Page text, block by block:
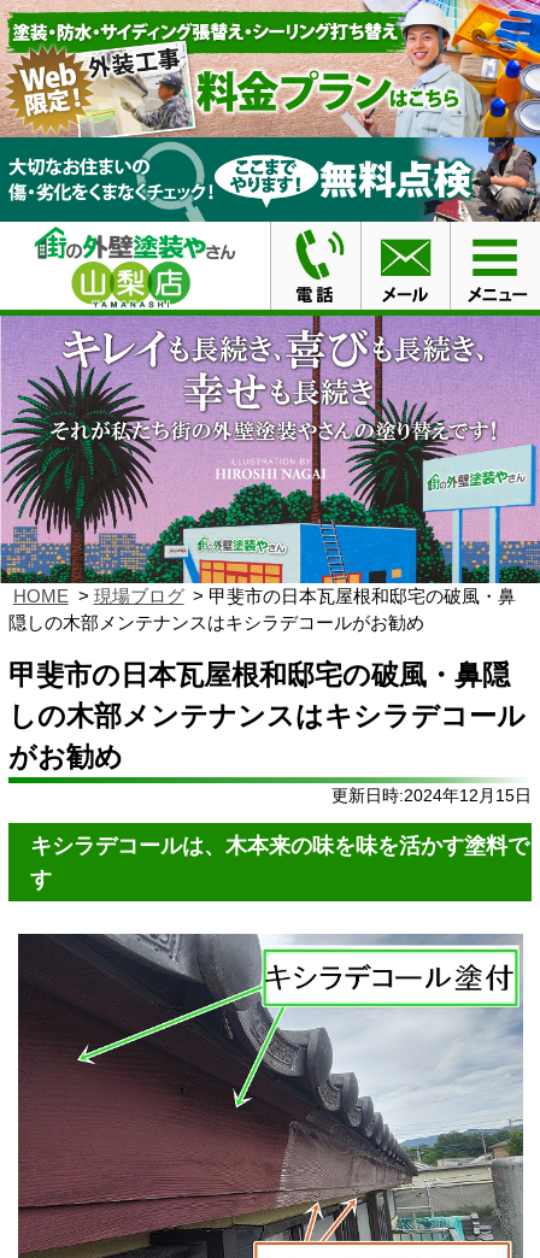
HOME 現場ブログ
甲斐市の日本瓦屋根和邸宅の破風・鼻
隠しの木部メンテナンスはキシラデコールがお勧め
甲斐市の日本瓦屋根和邸宅の破風・鼻隠
しの木部メンテナンスはキシラデコール
がお勧め
更新日時:2024年12月15日
キシラデコールは、木本来の味を味を活かす塗料で
す